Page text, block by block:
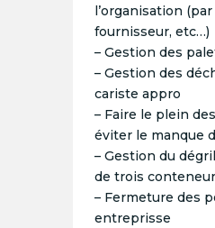
l’organisation
fournisseur, etc…)
– Gestion des
– Gestion des
cariste appro
– Faire le plein
éviter le manque
– Gestion du
de trois
– Fermeture des
entreprisse